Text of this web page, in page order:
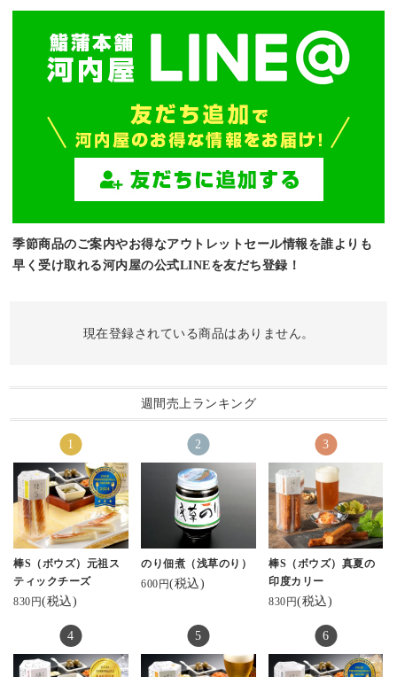
季節商品のご案内やお得なアウトレットセール情報を誰よりも
早く受け取れる河内屋の公式LINEを友だち登録！
現在登録されている商品はありません。
週間売上ランキング
棒S（ボウズ）元祖ス
ティックチーズ
830円(税込)
のり佃煮（浅草のり）
600円(税込)
棒S（ボウズ）真夏の
印度カリー
830円(税込)